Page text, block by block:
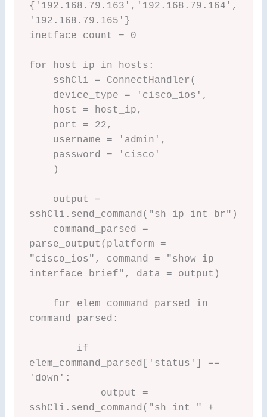
{'192.168.79.163','192.168.79.164',
'192.168.79.165'}
inetface_count = 0
for host_ip in hosts:
sshCli.send_command("sh ip int br")
parse_output(platform =
"cisco_ios", command = "show ip
interface brief", data = output)
command_parsed:
elem_command_parsed['status'] ==
'down':
sshCli.send_command("sh int " +